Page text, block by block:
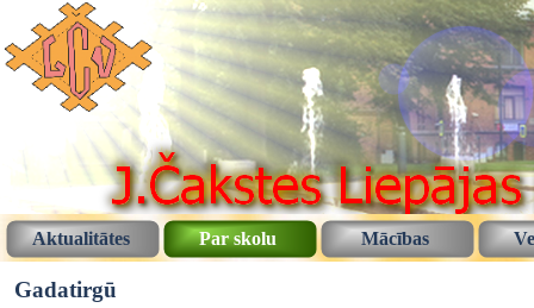
Aktualitātes Par skolu Mācības
Gadatirgū